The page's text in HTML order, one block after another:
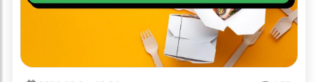
Ride Suspension พร้อมทีมงานที่ผ่านการอบรมมาตรฐาน
White Glove Service ไม่ใช่เรื่องง่ายและต้องใช้เวลาในการตรวจ
สอบประวัติอย่างละเอียด ลดความเสี่ยงและประหยัดเวลาของฝ่าย
จัดซื้อ ด้วยการค้นหาและเปรียบเทียบบริษัทขนส่งเฉพาะทาง
คุณหาทีมที่ใช่! การปรับเปลี่ยนโครงสร้างราคา สร้าง Landing
Page ที่มี Conversion Rate สูง และการยิงโฆษณาเจาะตลาด
ต่างชาติ ต้องอาศัยความเชี่ยวชาญเฉพาะทาง หากทีม In-house
ของโรงแรมคุณมีงานล้นมืออยู่แล้ว การใช้บริการ Outsource คือ
ทางออกที่รวดเร็วและคุ้มค่าที่สุด อย่าปล่อยให้ห้องพักต้องว่าง
กรรมการบริษัทกลับมีการซื้อทรัพย์สินขนาดใหญ่ เช่น รถสปอร์ต
อสังหาริมทรัพย์ หรือมีการโอนเงินออกไปยังบัญชีส่วนตัวบ่อย
ครั้ง AI จะประเมินว่านี่คือการโยกเงินบริษัท (Siphoning) หรือการ
ปกปิดรายได้ 3. สินค้าคงเหลือ (Inventory) ในงบ ไม่สอดคล้อง